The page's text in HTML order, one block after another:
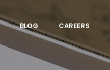
BLOG CAREERS